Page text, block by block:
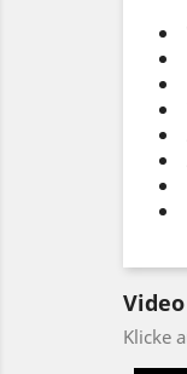
Video
Klicke